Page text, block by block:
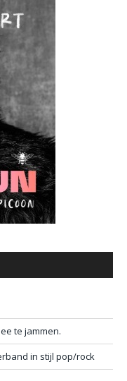
te jammen.
in stijl pop/rock